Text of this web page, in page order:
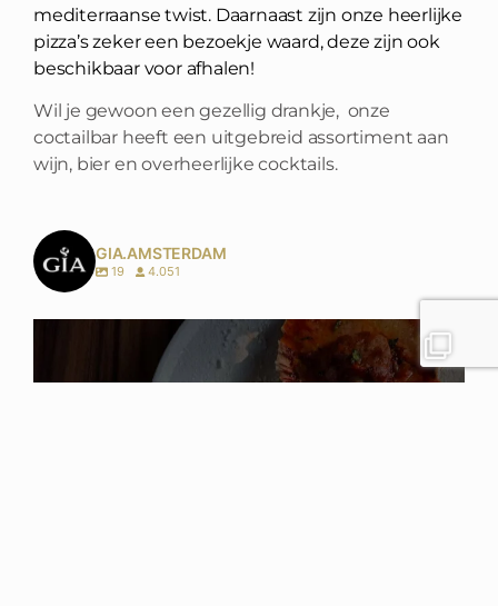
mediterraanse twist. Daarnaast zijn onze heerlijke
pizza’s zeker een bezoekje waard, deze zijn ook
beschikbaar voor afhalen!
Wil je gewoon een gezellig drankje, onze
coctailbar heeft een uitgebreid assortiment aan
wijn, bier en overheerlijke cocktails.
GIA.AMSTERDAM
19 4.051
Onze iconische coquilles zijn vernieuwd: rijker...
0